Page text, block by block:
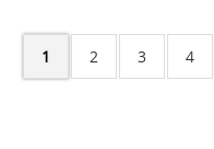
1 2 3 4